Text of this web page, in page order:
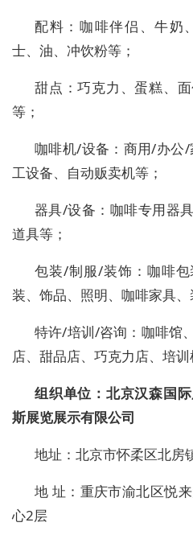
配料：咖啡伴侣、牛奶
士、油、冲饮粉等；
甜点：巧克力、蛋糕、
等；
咖啡机/设备：商用/办公
工设备、自动贩卖机等；
器具/设备：咖啡专用器
道具等；
包装/制服/装饰：咖啡
装、饰品、照明、咖啡家具、
特许/培训/咨询：咖啡馆
店、甜品店、巧克力店、培训
组织单位： 北京汉森国
斯展览展示有限公司
地址：北京市怀柔区北房
地 址：重庆市渝北区悦
心2层